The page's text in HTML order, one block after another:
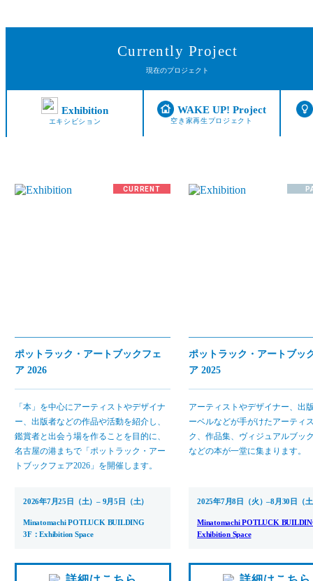
Currently Project
現在のプロジェクト
Exhibition
エキシビション
WAKE UP! Project
空き家再生プロジェクト
CURRENT
ポットラック・アートブックフェ
ア 2026
「本」を中心にアーティストやデザイナ
ー、出版者などの作品や活動を紹介し、
鑑賞者と出会う場を作ることを目的に、
名古屋の港まちで「ポットラック・アー
トブックフェア2026」を開催します。
2026年7月25日（土）– 9月5日（土）
Minatomachi POTLUCK BUILDING
3F：Exhibition Space
ポットラック・アートブッ
ア 2025
アーティストやデザイナー、出
ーベルなどが手がけたアーティ
ク、作品集、ヴィジュアルブッ
などの本が一堂に集まります。
2025年7月8日（火）–8月30日（
Minatomachi POTLUCK
Exhibition Space